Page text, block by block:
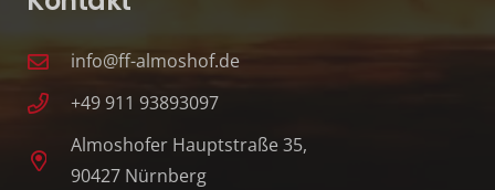
info@ff-almoshof.de
+49 911 93893097
Almoshofer Hauptstraße 35,
90427 Nürnberg